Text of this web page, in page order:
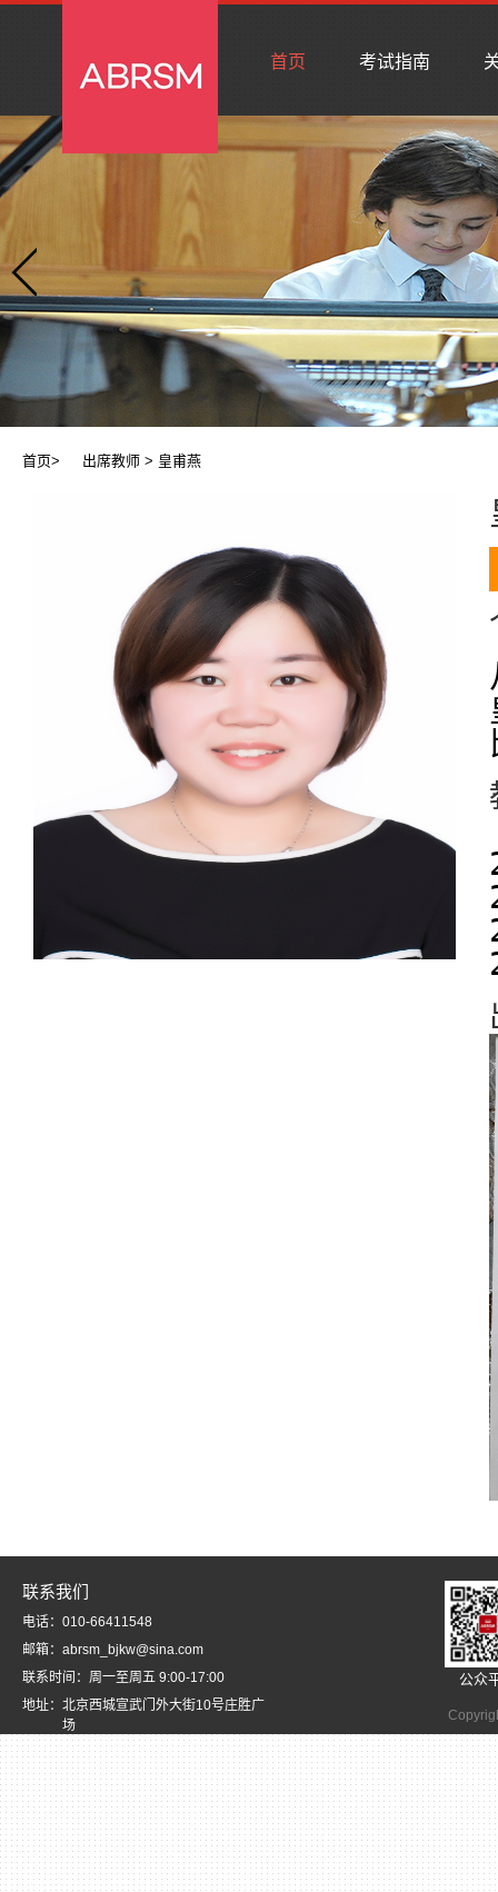
首页 考试指南
首页> 出席教师 > 皇甫燕
联系我们
电话：010-66411548
邮箱：abrsm_bjkw@sina.com
联系时间：周一至周五 9:00-17:00
地址：北京西城宣武门外大街10号庄胜广
场
公众